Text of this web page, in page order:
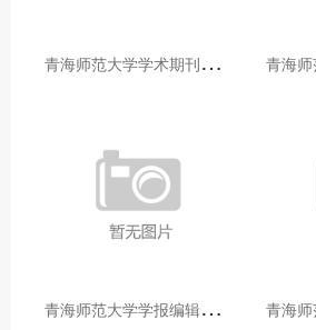
青
海师范大学学术期刊两个专栏入选2025年青海省期刊重点专栏
青
海师范大学学报编辑部赴大通县城关镇上毛佰胜村开展帮扶慰问活动